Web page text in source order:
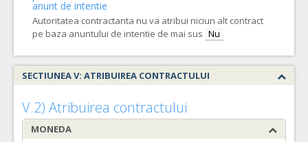
anunt de intentie
Autoritatea contractanta nu va atribui niciun alt contract
pe baza anuntului de intentie de mai sus Nu
SECTIUNEA V: ATRIBUIREA CONTRACTULUI
V.2) Atribuirea contractului
MONEDA